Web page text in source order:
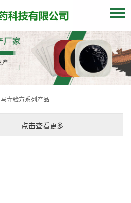
网站首页
关于我们
贴牌加工
产品中心
OEM产品
膏药资讯
马寺验方系列产品
点击查看更多